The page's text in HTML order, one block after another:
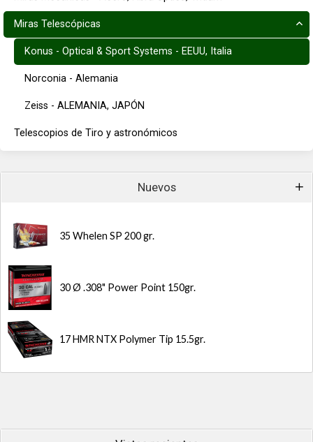
Miras Telescópicas
Konus - Optical & Sport Systems - EEUU, Italia
Norconia - Alemania
Zeiss - ALEMANIA, JAPÓN
Telescopios de Tiro y astronómicos
Nuevos
35 Whelen SP 200 gr.
30 Ø .308" Power Point 150gr.
17 HMR NTX Polymer Tip 15.5gr.